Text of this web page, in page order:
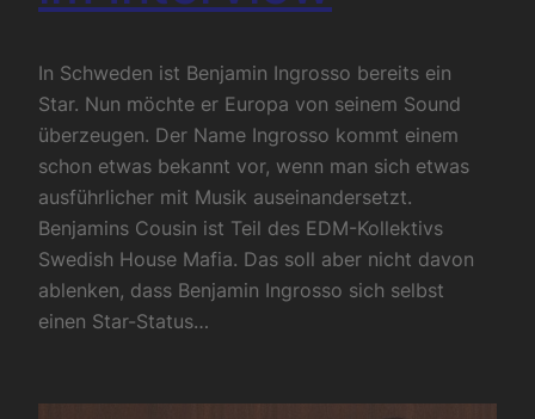
In Schweden ist Benjamin Ingrosso bereits ein
Star. Nun möchte er Europa von seinem Sound
überzeugen. Der Name Ingrosso kommt einem
schon etwas bekannt vor, wenn man sich etwas
ausführlicher mit Musik auseinandersetzt.
Benjamins Cousin ist Teil des EDM-Kollektivs
Swedish House Mafia. Das soll aber nicht davon
ablenken, dass Benjamin Ingrosso sich selbst
einen Star-Status…